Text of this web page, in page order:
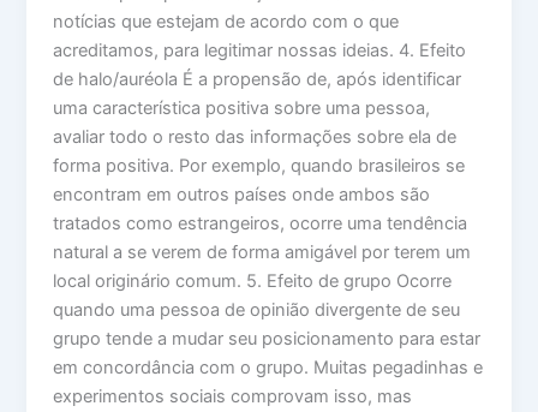
notícias que estejam de acordo com o que
acreditamos, para legitimar nossas ideias. 4. Efeito
de halo/auréola É a propensão de, após identificar
uma característica positiva sobre uma pessoa,
avaliar todo o resto das informações sobre ela de
forma positiva. Por exemplo, quando brasileiros se
encontram em outros países onde ambos são
tratados como estrangeiros, ocorre uma tendência
natural a se verem de forma amigável por terem um
local originário comum. 5. Efeito de grupo Ocorre
quando uma pessoa de opinião divergente de seu
grupo tende a mudar seu posicionamento para estar
em concordância com o grupo. Muitas pegadinhas e
experimentos sociais comprovam isso, mas